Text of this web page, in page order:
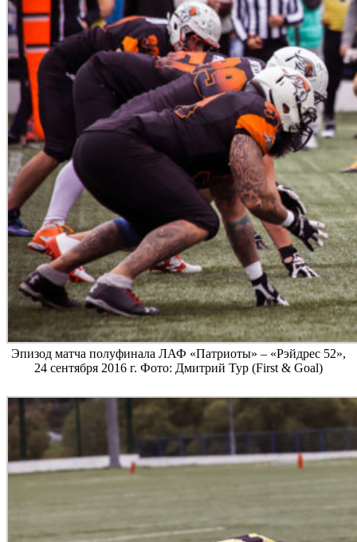
Эпизод матча полуфинала ЛАФ «Патриоты» – «Рэйдрес 52»,
24 сентября 2016 г. Фото: Дмитрий Тур (First & Goal)